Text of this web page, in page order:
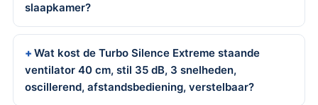
slaapkamer?
Wat kost de Turbo Silence Extreme staande
ventilator 40 cm, stil 35 dB, 3 snelheden,
oscillerend, afstandsbediening, verstelbaar?